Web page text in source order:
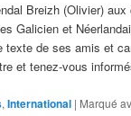
Breizh (Olivier) aux
Galicien et
texte de ses amis et
et tenez-vous
,International | Marqué